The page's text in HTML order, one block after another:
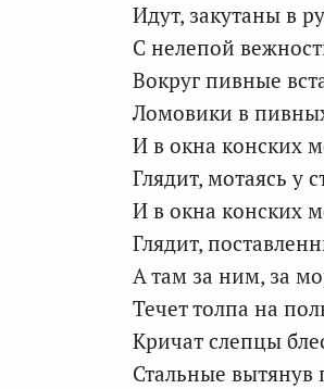
Идут, закутаны в
С нелепой
Вокруг пивные
Ломовики в
И в окна конских
Глядит, мотаясь у
И в окна конских
Глядит,
А там за ним, за
Течет толпа на
Кричат слепцы
Стальные вытянув